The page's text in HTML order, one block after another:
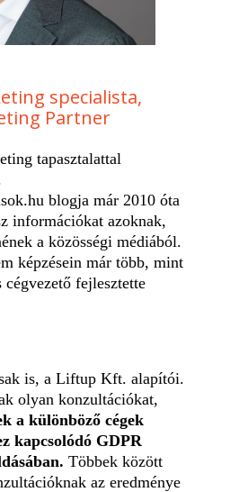
specialista,
Partner
tapasztalattal
blogja már 2010 óta
információkat azoknak,
a közösségi médiából.
képzésein már több, mint
cégvezető fejlesztette
is, a Liftup Kft. alapítói.
olyan konzultációkat,
a különböző cégek
kapcsolódó GDPR
Többek között
az eredménye